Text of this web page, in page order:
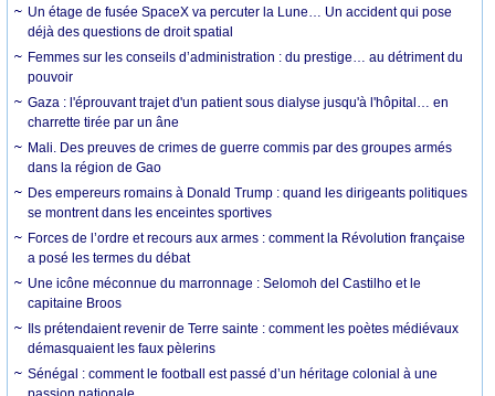
Un étage de fusée SpaceX va percuter la Lune… Un accident qui pose
déjà des questions de droit spatial
Femmes sur les conseils d’administration : du prestige… au détriment du
pouvoir
Gaza : l'éprouvant trajet d'un patient sous dialyse jusqu'à l'hôpital… en
charrette tirée par un âne
Mali. Des preuves de crimes de guerre commis par des groupes armés
dans la région de Gao
Des empereurs romains à Donald Trump : quand les dirigeants politiques
se montrent dans les enceintes sportives
Forces de l’ordre et recours aux armes : comment la Révolution française
a posé les termes du débat
Une icône méconnue du marronnage : Selomoh del Castilho et le
capitaine Broos
Ils prétendaient revenir de Terre sainte : comment les poètes médiévaux
démasquaient les faux pèlerins
Sénégal : comment le football est passé d’un héritage colonial à une